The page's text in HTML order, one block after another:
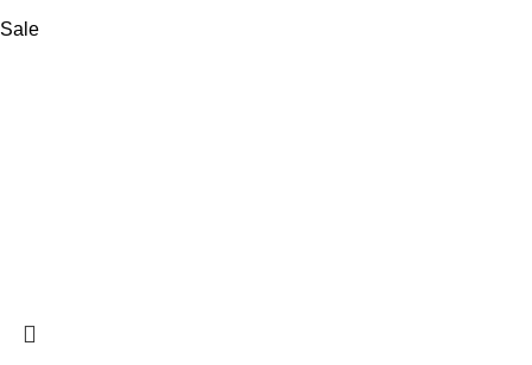
Sale